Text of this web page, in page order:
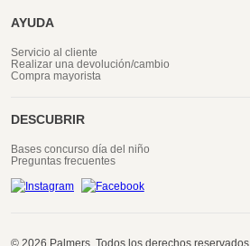
AYUDA
Servicio al cliente
Realizar una devolución/cambio
Compra mayorista
DESCUBRIR
Bases concurso día del niño
Preguntas frecuentes
© 2026 Palmers. Todos los derechos reservados.